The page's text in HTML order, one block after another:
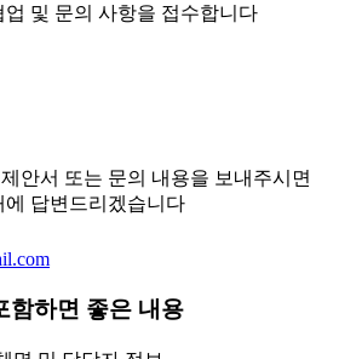
및 문의 사항을 접수합니다
안서 또는 문의 내용을 보내주시면
에 답변드리겠습니다
함하면 좋은 내용